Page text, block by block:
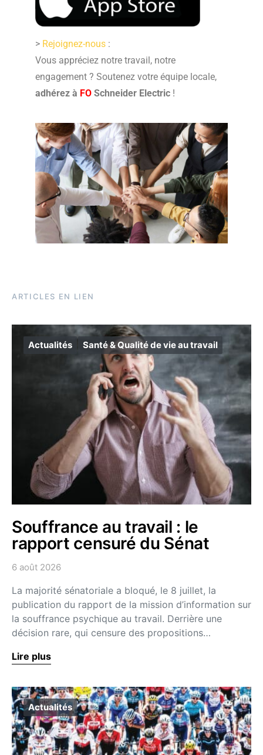
> Rejoignez-nous :
Vous appréciez notre travail, notre
engagement ? Soutenez votre équipe locale,
adhérez à FO Schneider Electric !
ARTICLES EN LIEN
Actualités Santé & Qualité de vie au travail
Souffrance au travail : le
rapport censuré du Sénat
6 août 2026
La majorité sénatoriale a bloqué, le 8 juillet, la
publication du rapport de la mission d’information sur
la souffrance psychique au travail. Derrière une
décision rare, qui censure des propositions…
Lire plus
Actualités